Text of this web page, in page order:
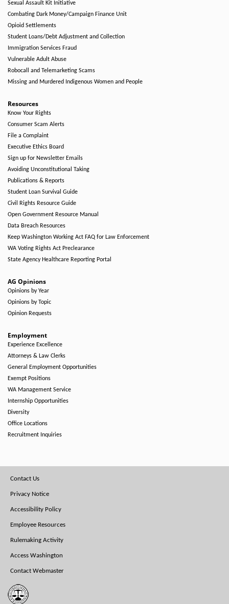
Sexual Assault Kit Initiative
Combating Dark Money/Campaign Finance Unit
Opioid Settlements
Student Loans/Debt Adjustment and Collection
Immigration Services Fraud
Vulnerable Adult Abuse
Robocall and Telemarketing Scams
Missing and Murdered Indigenous Women and People
Resources
Know Your Rights
Consumer Scam Alerts
File a Complaint
Executive Ethics Board
Sign up for Newsletter Emails
Avoiding Unconstitutional Taking
Publications & Reports
Student Loan Survival Guide
Civil Rights Resource Guide
Open Government Resource Manual
Data Breach Resources
Keep Washington Working Act FAQ for Law Enforcement
WA Voting Rights Act Preclearance
State Agency Healthcare Reporting Portal
AG Opinions
Opinions by Year
Opinions by Topic
Opinion Requests
Employment
Experience Excellence
Attorneys & Law Clerks
General Employment Opportunities
Exempt Positions
WA Management Service
Internship Opportunities
Diversity
Office Locations
Recruitment Inquiries
Footer
Menu
Contact Us
Privacy Notice
Accessibility Policy
Employee Resources
Rulemaking Activity
Access Washington
Contact Webmaster